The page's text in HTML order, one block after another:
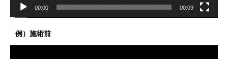
00:00 00:09
例）施術前